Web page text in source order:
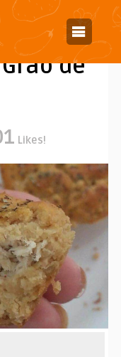
Empadinha de Grão de Bico
de
Likes!